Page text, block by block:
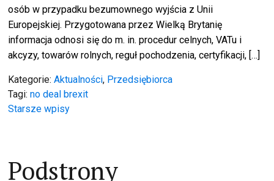
osób w przypadku bezumownego wyjścia z Unii
Europejskiej. Przygotowana przez Wielką Brytanię
informacja odnosi się do m. in. procedur celnych, VATu i
akcyzy, towarów rolnych, reguł pochodzenia, certyfikacji, […]
Kategorie:Aktualności, Przedsiębiorca
Tagi:no deal brexit
Nawigacja
wpisach
Starsze wpisy
Podstrony